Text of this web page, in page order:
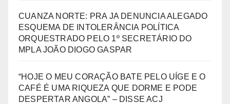
CUANZA NORTE: PRA JA DENUNCIA ALEGADO
ESQUEMA DE INTOLERÂNCIA POLÍTICA
ORQUESTRADO PELO 1º SECRETÁRIO DO
MPLA JOÃO DIOGO GASPAR
“HOJE O MEU CORAÇÃO BATE PELO UÍGE E O
CAFÉ É UMA RIQUEZA QUE DORME E PODE
DESPERTAR ANGOLA” – DISSE ACJ